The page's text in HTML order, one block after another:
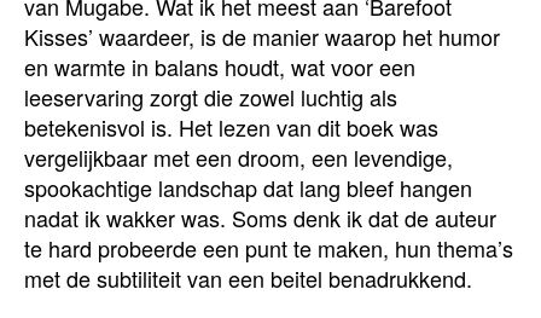
Kisses’ waardeer, is de manier waarop het humor
en warmte in balans houdt, wat voor een
leeservaring zorgt die zowel luchtig als
betekenisvol is. Het lezen van dit boek was
vergelijkbaar met een droom, een levendige,
spookachtige landschap dat lang bleef hangen
nadat ik wakker was. Soms denk ik dat de auteur
te hard probeerde een punt te maken, hun thema’s
met de subtiliteit van een beitel benadrukkend.